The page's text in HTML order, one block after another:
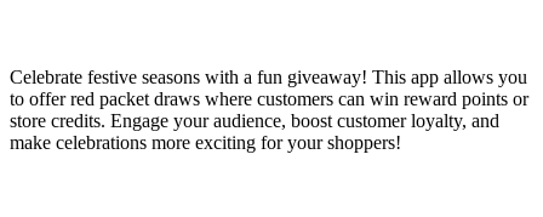
Celebrate festive seasons with a fun giveaway! This app allows you
to offer red packet draws where customers can win reward points or
store credits. Engage your audience, boost customer loyalty, and
make celebrations more exciting for your shoppers!